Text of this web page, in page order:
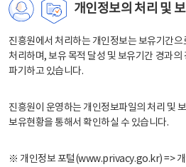
개인정보의 처리 및
진흥원에서 처리하는 개인정보는 보유기간
처리하며, 보유 목적 달성 및 보유기간 경과의
파기하고 있습니다.
진흥원이 운영하는 개인정보파일의 처리 및
보유현황을 통해서 확인하실 수 있습니다.
※ 개인정보 포털(www.privacy.go.kr) => 개